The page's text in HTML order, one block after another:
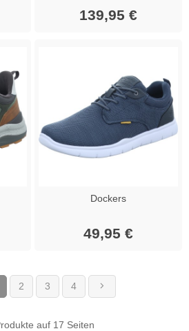
139,95 €
Dockers
49,95 €
(current)
2 3 4
auf 17 Seiten